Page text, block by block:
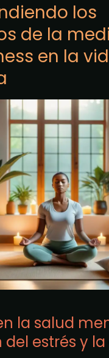
los
de la
en la
la salud
estrés y